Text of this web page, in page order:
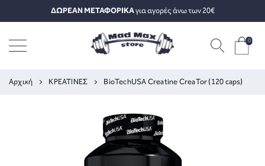
ΔΩΡΕΑΝ ΜΕΤΑΦΟΡΙΚΑγια αγορές άνω των 20€
0
Αρχική ΚΡΕΑΤΙΝΕΣ BioTechUSA Creatine CreaTor (120 caps)